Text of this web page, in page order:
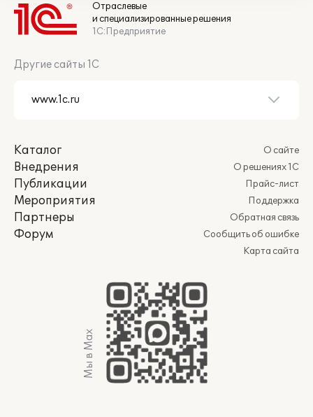
Отраслевые
и специализированные решения
1С:Предприятие
Другие сайты 1С
Каталог
Внедрения
Публикации
Мероприятия
Партнеры
Форум
О сайте
О решениях 1С
Прайс-лист
Поддержка
Обратная связь
Сообщить об ошибке
Карта сайта
Мы в Max